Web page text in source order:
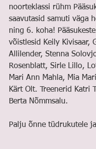
noorteklassi rühm
saavutasid samuti väga
ning 6. koha!
võistlesid Keily Kivisaar,
Allilender, Stenna
Rosenblatt, Sirle Lillo,
Mari Ann Mahla, Mia
Kärt Olt. Treenerid Katri
Berta Nõmmsalu.
Palju õnne tüdrukutele